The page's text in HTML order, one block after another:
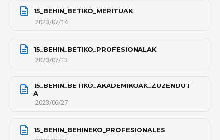
15_BEHIN_BETIKO_MERITUAK
2023/07/14
15_BEHIN_BETIKO_PROFESIONALAK
2023/07/13
15_BEHIN_BETIKO_AKADEMIKOAK_ZUZENDUT
A
2023/06/27
15_BEHIN_BEHINEKO_PROFESIONALES